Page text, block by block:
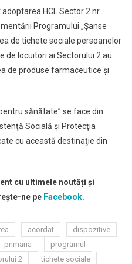
HCL Sector 2 nr.
Programului „Şanse
de tichete sociale persoanelor
de locuitori ai Sectorului 2 au
de produse farmaceutice şi
sănătate” se face din
Socială şi Protecţia
cu această destinaţie din
cu ultimele noutăți și
ne peFacebook.
acordat
dispozitive
primaria
programul
2 tichete sociale